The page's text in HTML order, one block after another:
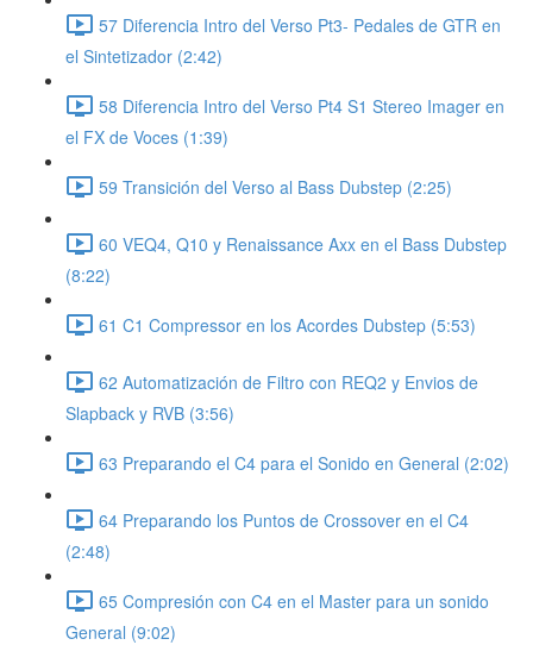
57 Diferencia Intro del Verso Pt3- Pedales de GTR en
el Sintetizador (2:42)
58 Diferencia Intro del Verso Pt4 S1 Stereo Imager en
el FX de Voces (1:39)
59 Transición del Verso al Bass Dubstep (2:25)
60 VEQ4, Q10 y Renaissance Axx en el Bass Dubstep
(8:22)
61 C1 Compressor en los Acordes Dubstep (5:53)
62 Automatización de Filtro con REQ2 y Envios de
Slapback y RVB (3:56)
63 Preparando el C4 para el Sonido en General (2:02)
64 Preparando los Puntos de Crossover en el C4
(2:48)
65 Compresión con C4 en el Master para un sonido
General (9:02)